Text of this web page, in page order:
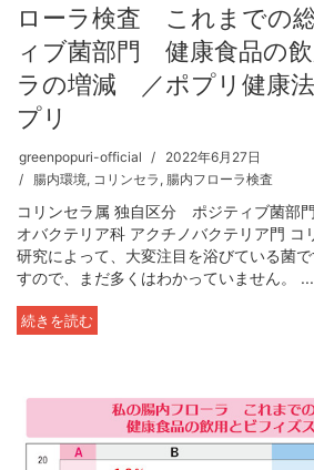
ローラ検査 これまでの
ィブ菌部門 健康食品の
ラの増減 ／ポプリ健康
プリ
greenpopuri-official
2022年6月27日
腸内環境, コリンセラ , 腸内フローラ検査
コリンセラ属 独自区分 ポジティブ菌部
オバクテリア科 アクチノバクテリア門 コ
研究によって、大変注目を浴びている菌
すので、まだ多くはわかっていません。 ...
続きを読む